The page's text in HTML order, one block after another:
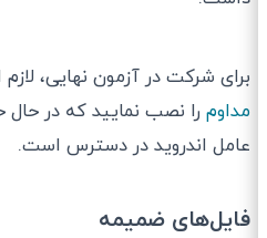
برای شرکت در آزمون نهایی،
مداومرا نصب نمایید که در حال
عامل اندروید در دسترس است.
فایل‌های ضمیمه